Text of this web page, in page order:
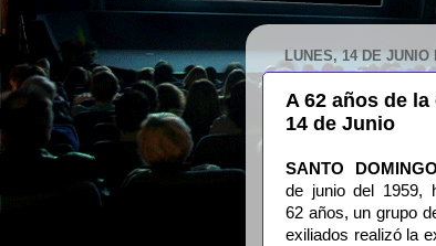
LUNES, 14 DE JUNIO
A 62 años de
14 de Junio
SANTO
de junio del 1959,
62 años, un grupo
exiliados realizó la